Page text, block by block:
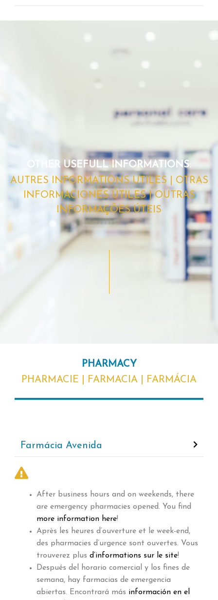
OTHER USEFULL INFORMATIONS:
AUTRES INFORMATIONS UTILES | OTRAS
INFORMACIONES ÚTILES | OUTRAS
INFORMAÇÕES ÚTEIS
PHARMACY
PHARMACIE | FARMACIA | FARMÁCIA
Farmácia Avenida
After business hours and on weekends, there
are emergency pharmacies opened. You find
more information here!
Après les heures d’ouverture et le week-end,
des pharmacies d’urgence sont ouvertes. Vous
trouverez plus d’informations sur le site!
Después del horario comercial y los fines de
semana, hay farmacias de emergencia
abiertas. Encontrará más información en el